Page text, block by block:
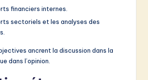
financiers internes.
sectoriels et les analyses des
ancrent la discussion dans la
dans l’opinion.